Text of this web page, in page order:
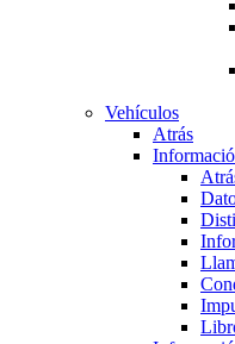
Vehículos
Atrás